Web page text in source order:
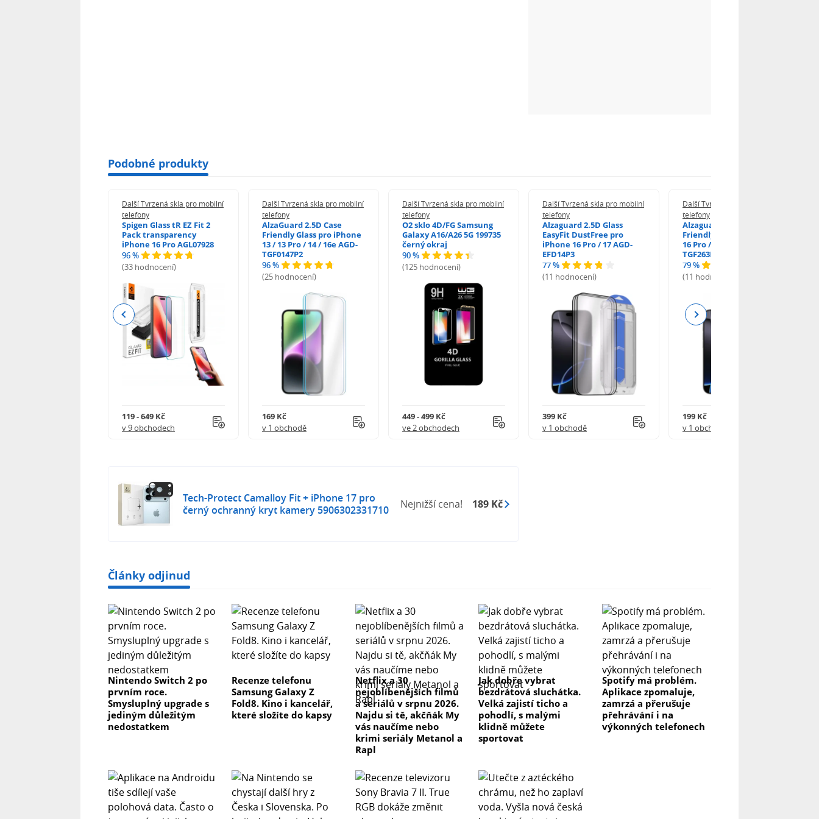
Podobné produkty
Další Tvrzená skla pro mobilní
telefony
Spigen Glass tR EZ Fit 2
Pack transparency
iPhone 16 Pro AGL07928
96 %
(33 hodnocení)
119 - 649 Kč
v 9 obchodech
Další Tvrzená skla pro mobilní
telefony
AlzaGuard 2.5D Case
Friendly Glass pro iPhone
13 / 13 Pro / 14 / 16e AGD-
TGF0147P2
96 %
(25 hodnocení)
169 Kč
v 1 obchodě
Další Tvrzená skla pro mobilní
telefony
O2 sklo 4D/FG Samsung
Galaxy A16/A26 5G 199735
černý okraj
90 %
(125 hodnocení)
449 - 499 Kč
ve 2 obchodech
Další Tvrzená skla pro mobilní
telefony
Alzaguard 2.5D Glass
EasyFit DustFree pro
iPhone 16 Pro / 17 AGD-
EFD14P3
77 %
(11 hodnocení)
399 Kč
v 1 obchodě
Další Tvrzená skla pro mobilní
telefony
Alzaguard 2.5D Case
Friendly Glass pro iPhone
16 Pro / 17 / 17 Pro AGD-
TGF263P2
79 %
(11 hodnocení)
199 Kč
v 1 obchodě
Previous Next
Tech-Protect Camalloy Fit + iPhone 17 pro
černý ochranný kryt kamery 5906302331710
Nejnižší cena! 189 Kč
Články odjinud
Nintendo Switch 2 po
prvním roce.
Smysluplný upgrade s
jediným důležitým
nedostatkem
Recenze telefonu
Samsung Galaxy Z
Fold8. Kino i kancelář,
které složíte do kapsy
Netflix a 30
nejoblíbenějších filmů
a seriálů v srpnu 2026.
Najdu si tě, akčňák My
vás naučíme nebo
krimi seriály Metanol a
Rapl
Jak dobře vybrat
bezdrátová sluchátka.
Velká zajistí ticho a
pohodlí, s malými
klidně můžete
sportovat
Spotify má problém.
Aplikace zpomaluje,
zamrzá a přerušuje
přehrávání i na
výkonných telefonech